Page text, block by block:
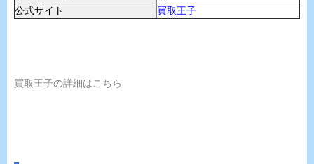
公式サイト
買取王子
買取王子の詳細はこちら